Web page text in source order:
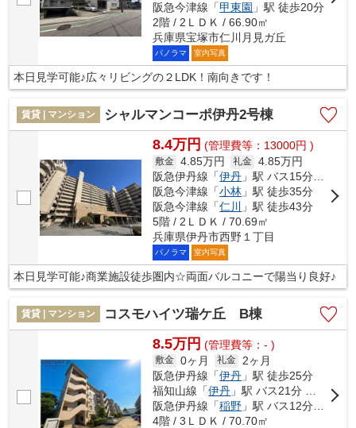
阪急今津線「甲東園 」駅 徒歩20分
2階 / 2ＬＤＫ / 66.90㎡
兵庫県宝塚市仁川月見ガ丘
パノラマ 室内写真
本日見学可能♪広々リビングの２LDK！南向きです！
賃貸 | マンション シャルマンコーポ伊丹2号棟
8.4万円 (管理費等：13000円 )
敷金 4.85万円 礼金 4.85万円
阪急伊丹線「伊丹 」駅 バス15分 「西野変電所」 停歩3分
阪急今津線「小林 」駅 徒歩35分
阪急今津線「仁川
」駅 徒歩43分
5階 / 2ＬＤＫ / 70.69㎡
兵庫県伊丹市西野１丁目
パノラマ 室内写真
本日見学可能♪商業施設徒歩圏内☆両面バルコニーで陽当り良好♪
賃貸 | マンション コスモハイツ瑞ケ丘 B棟
8.5万円 (管理費等：- )
敷金 0ヶ月 礼金
2ヶ月
阪急伊丹線「伊丹 」駅 徒歩25分
福知山線「伊丹 」駅 バス21分 「昆陽池公園前」 停歩5分
阪急伊丹線「稲野 」駅 バス12分 「三師団・交通局前」 停歩6分
4階 / 3ＬＤＫ / 70.70㎡